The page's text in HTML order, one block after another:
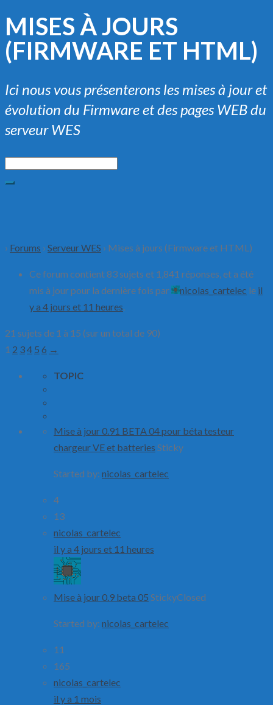
MISES À JOURS
(FIRMWARE ET HTML)
Ici nous vous présenterons les mises à jour et
évolution du Firmware et des pages WEB du
serveur WES
› Forums › Serveur WES › Mises à jours (Firmware et HTML)
Ce forum contient 83 sujets et 1,841 réponses, et a été
mis à jour pour la dernière fois par
nicolas_cartelec le il
y a 4 jours et 11 heures
21 sujets de 1 à 15 (sur un total de 90)
1 2 34 5 6 →
TOPIC
Mise à jour 0.91 BETA 04 pour béta testeur
chargeur VE et batteries Sticky
Started by: nicolas_cartelec
4
13
nicolas_cartelec
il y a 4 jours et 11 heures
Mise à jour 0.9 beta 05 StickyClosed
Started by: nicolas_cartelec
11
165
nicolas_cartelec
il y a 1 mois